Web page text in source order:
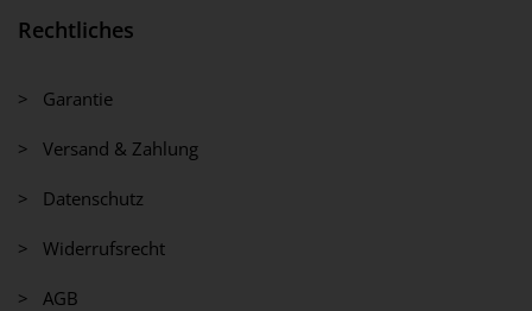
Rechtliches
> Garantie
> Versand & Zahlung
> Datenschutz
> Widerrufsrecht
> AGB